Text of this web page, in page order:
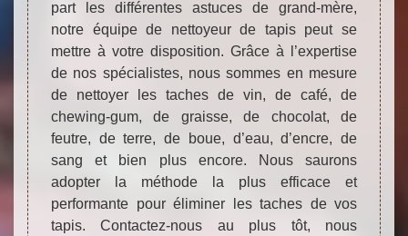
part les différentes astuces de grand-mère,
notre équipe de nettoyeur de tapis peut se
mettre à votre disposition. Grâce à l’expertise
de nos spécialistes, nous sommes en mesure
de nettoyer les taches de vin, de café, de
chewing-gum, de graisse, de chocolat, de
feutre, de terre, de boue, d’eau, d’encre, de
sang et bien plus encore. Nous saurons
adopter la méthode la plus efficace et
performante pour éliminer les taches de vos
tapis. Contactez-nous au plus tôt, nous